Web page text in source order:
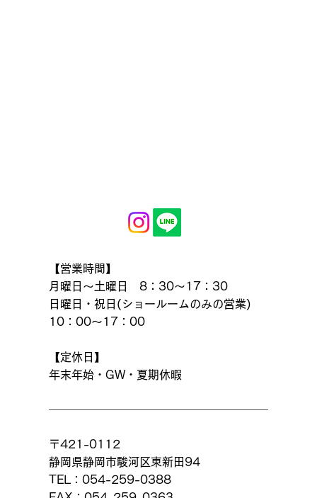
【営業時間】
月曜日～土曜日 8：30～17：30
日曜日・祝日(ショールームのみの営業)
10：00～17：00
【定休日】
年末年始・GW・夏期休暇
〒421-0112
静岡県静岡市駿河区東新田94
TEL：054-259-0388